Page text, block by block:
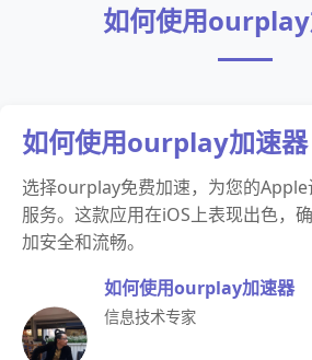
如何使用
如何使用ourplay加速器
选择ourplay免费加速，为您的Apple
服务。这款应用在iOS上表现出色，
加安全和流畅。
如何使用ourplay加速器
信息技术专家